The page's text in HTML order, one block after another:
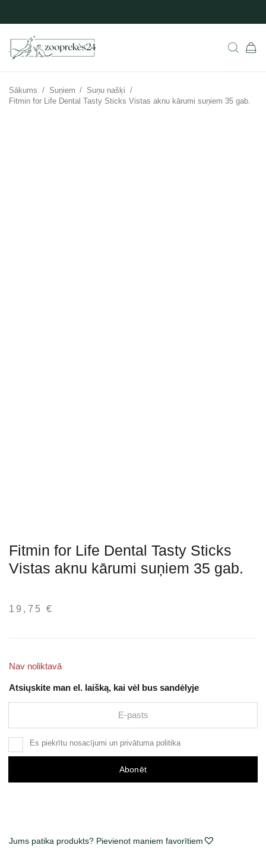
Sākums / Suņiem / Suņu našķi /
Fitmin for Life Dental Tasty Sticks Vistas aknu kārumi suņiem 35 gab.
Fitmin for Life Dental Tasty Sticks
Vistas aknu kārumi suņiem 35 gab.
19,75€
Nav noliktavā
Atsiųskite man el. laišką, kai vėl bus sandėlyje
Es piekrītu nosacījumi un privātuma politika
Abonēt
Jums patika produkts? Pievienot maniem favorītiem